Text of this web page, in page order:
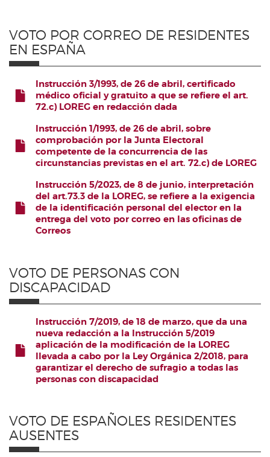
VOTO POR CORREO DE RESIDENTES
EN ESPAÑA
FICHERO
Instrucción 3/1993, de 26 de abril, certificado
médico oficial y gratuito a que se refiere el art.
72.c) LOREG en redacción dada
FICHERO
Instrucción 1/1993, de 26 de abril, sobre
comprobación por la Junta Electoral
competente de la concurrencia de las
circunstancias previstas en el art. 72.c) de LOREG
FICHERO
Instrucción 5/2023, de 8 de junio, interpretación
del art.73.3 de la LOREG, se refiere a la exigencia
de la identificación personal del elector en la
entrega del voto por correo en las oficinas de
Correos
VOTO DE PERSONAS CON
DISCAPACIDAD
FICHERO
Instrucción 7/2019, de 18 de marzo, que da una
nueva redacción a la Instrucción 5/2019
aplicación de la modificación de la LOREG
llevada a cabo por la Ley Orgánica 2/2018, para
garantizar el derecho de sufragio a todas las
personas con discapacidad
VOTO DE ESPAÑOLES RESIDENTES
AUSENTES